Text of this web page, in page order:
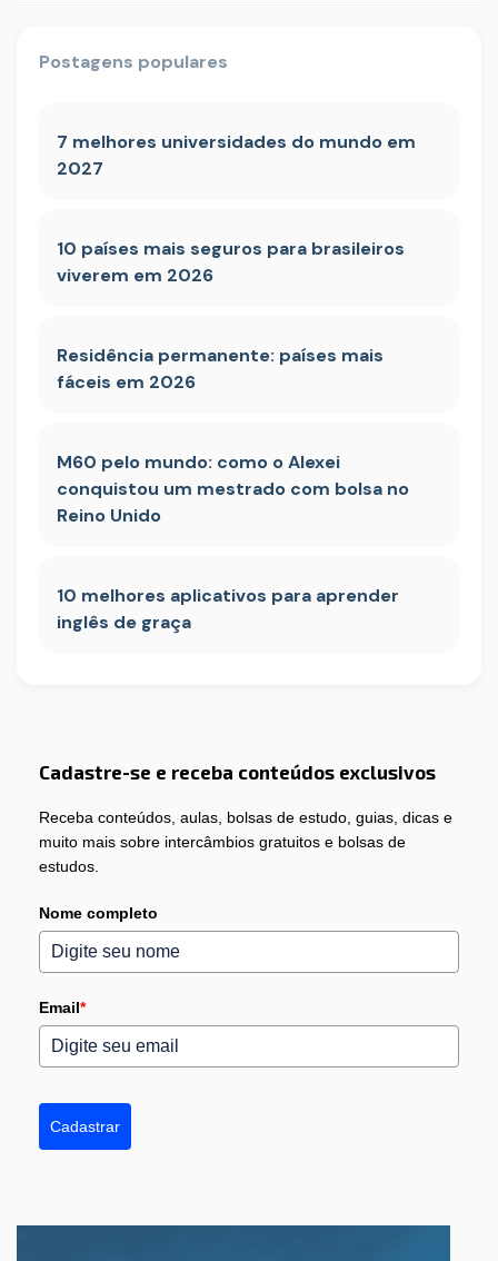
Postagens populares
7 melhores universidades do mundo em
2027
10 países mais seguros para brasileiros
viverem em 2026
Residência permanente: países mais
fáceis em 2026
M60 pelo mundo: como o Alexei
conquistou um mestrado com bolsa no
Reino Unido
10 melhores aplicativos para aprender
inglês de graça
Cadastre-se e receba conteúdos exclusivos
Receba conteúdos, aulas, bolsas de estudo, guias, dicas e
muito mais sobre intercâmbios gratuitos e bolsas de
estudos.
Nome completo
Email*
Cadastrar